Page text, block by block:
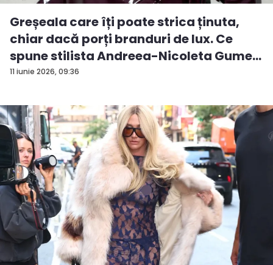
11 iunie 2026, 09:36
Greșeala care îți poate strica ținuta,
chiar dacă porți branduri de lux. Ce
spune stilista Andreea-Nicoleta Gume...